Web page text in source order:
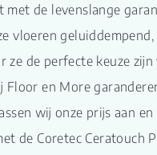
met de levenslange
vloeren
ze de perfecte keuze
Floor en More
wij onze prijs aan
de Coretec Ceratouch